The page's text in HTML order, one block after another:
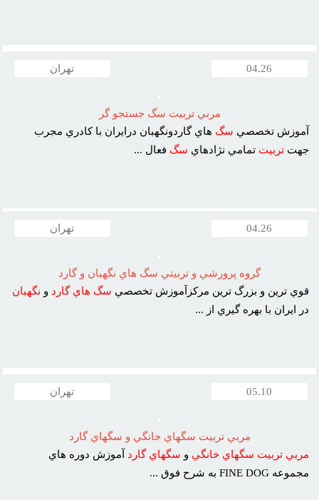
04.26 تهران
مربي تربيت سگ جستجو گر
آموزش تخصصي سگ هاي گاردونگهبان درايران با کادري مجرب
جهتتربيت تمامي نژادهاي سگ فعال ...
04.26 تهران
گروه پرورشي و تربيتي سگ هاي نگهبان و گارد
قوي ترين و بزرگ ترين مرکزآموزش تخصصي سگ هاي گارد و نگهبان
در ايران با بهره گيري از ...
05.10 تهران
مربي تربيت سگهاي خانگي و سگهاي گارد
مربي تربيت سگهاي خانگي و سگهاي گارد آموزش دوره هاي
مجموعه FINE DOG به شرح فوق ...